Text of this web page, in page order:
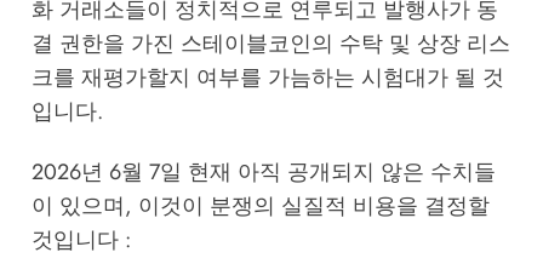
화 거래소들이 정치적으로 연루되고 발행사가 동
결 권한을 가진 스테이블코인의 수탁 및 상장 리스
크를 재평가할지 여부를 가늠하는 시험대가 될 것
입니다.
2026년 6월 7일 현재 아직 공개되지 않은 수치들
이 있으며, 이것이 분쟁의 실질적 비용을 결정할
것입니다 :